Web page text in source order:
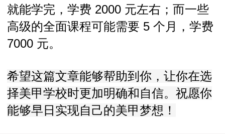
就能学完，学费 2000 元左右；而一些
高级的全面课程可能需要 5 个月，学费
7000 元。
希望这篇文章能够帮助到你，让你在选
择美甲学校时更加明确和自信。祝愿你
能够早日实现自己的美甲梦想！